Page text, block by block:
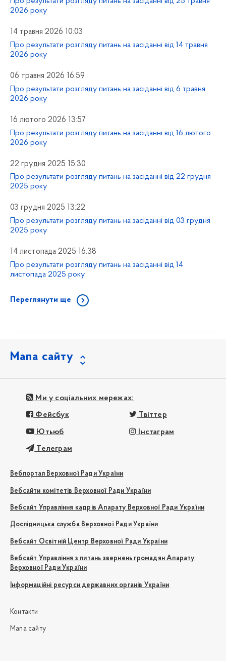
2026 року
14 травня 2026 10:03
Про результати розгляду питань на засіданні від 14 травня
2026 року
06 травня 2026 16:59
Про результати розгляду питань на засіданні від 6 травня
2026 року
16 лютого 2026 13:57
Про результати розгляду питань на засіданні від 16 лютого
2026 року
22 грудня 2025 15:30
Про результати розгляду питань на засіданні від 22 грудня
2025 року
03 грудня 2025 13:22
Про результати розгляду питань на засіданні від 03 грудня
2025 року
14 листопада 2025 16:38
Про результати розгляду питань на засіданні від 14
листопада 2025 року
Переглянути ще
Мапа сайту
Ми у соціальних мережах:
Фейсбук Твіттер
Ютьюб Інстаграм
Телеграм
Вебпортал Верховної Ради України
Вебсайти комітетів Верховної Ради України
Вебсайт Управління кадрів Апарату Верховної Ради України
Дослідницька служба Верховної Ради України
Вебсайт Освітній Центр Верховної Ради України
Вебсайт Управління з питань звернень громадян Апарату
Верховної Ради України
Інформаційні ресурси державних органів України
Контакти
Мапа сайту